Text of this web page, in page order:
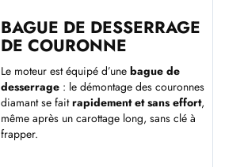
BAGUE DE DESSERRAGE
DE COURONNE
Le moteur est équipé d’une bague de
desserrage: le démontage des couronnes
diamant se faitrapidement et sans effort,
même après un carottage long, sans clé à
frapper.